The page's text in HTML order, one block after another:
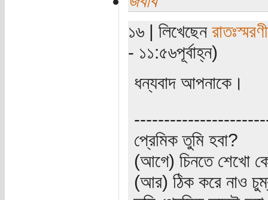
১৬ | লিখেছেন
- ১১:৫৬পূর্বাহ্ন)
ধন্যবাদ আপনাকে।
প্রেমিক তুমি হবা?
(আগে) চিনতে শেখো
(আর) ঠিক করে নাও